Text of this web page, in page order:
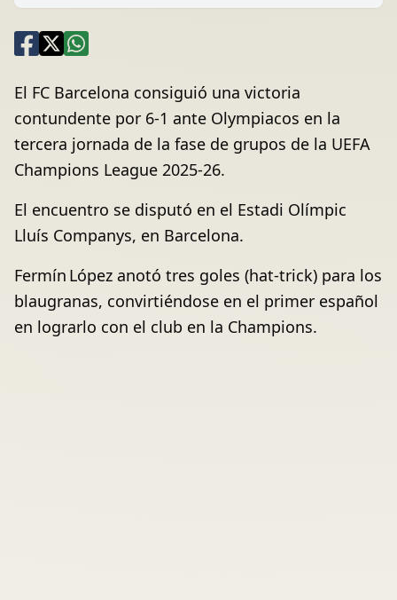
El FC Barcelona consiguió una victoria
contundente por 6-1 ante Olympiacos en la
tercera jornada de la fase de grupos de la UEFA
Champions League 2025‑26.
El encuentro se disputó en el Estadi Olímpic
Lluís Companys, en Barcelona.
Fermín López anotó tres goles (hat-trick) para los
blaugranas, convirtiéndose en el primer español
en lograrlo con el club en la Champions.